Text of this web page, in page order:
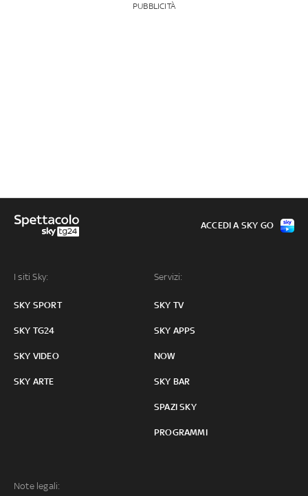
PUBBLICITÀ
I siti Sky:
SKY SPORT
SKY TG24
SKY VIDEO
SKY ARTE
Servizi:
SKY TV
SKY APPS
NOW
SKY BAR
SPAZI SKY
PROGRAMMI
Note legali:
ACCEDI A SKY GO